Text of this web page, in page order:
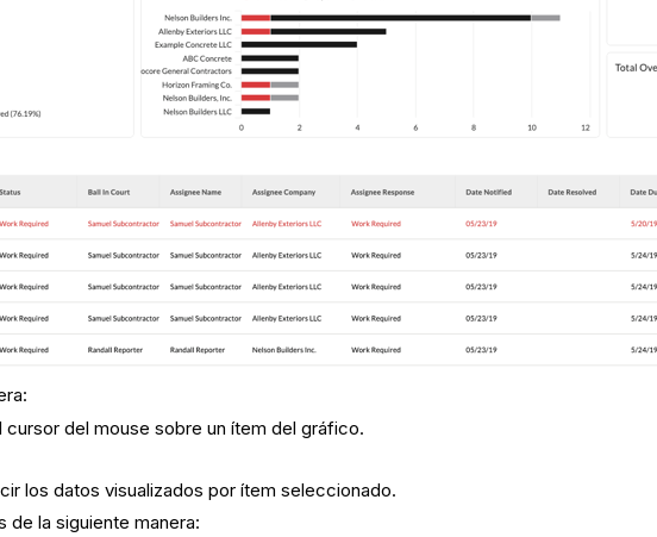
del mouse sobre un ítem del gráfico.
los datos visualizados por ítem seleccionado.
de la siguiente manera: